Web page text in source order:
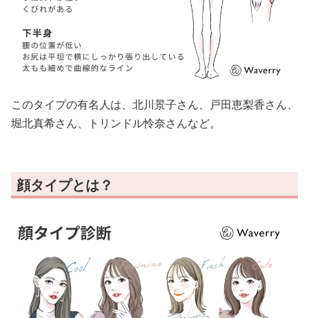
このタイプの有名人は、北川景子さん、戸田恵梨香さん、
堀北真希さん、トリンドル怜奈さんなど。
顔タイプとは？